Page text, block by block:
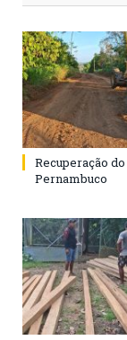
Recuperação
Pernambuco